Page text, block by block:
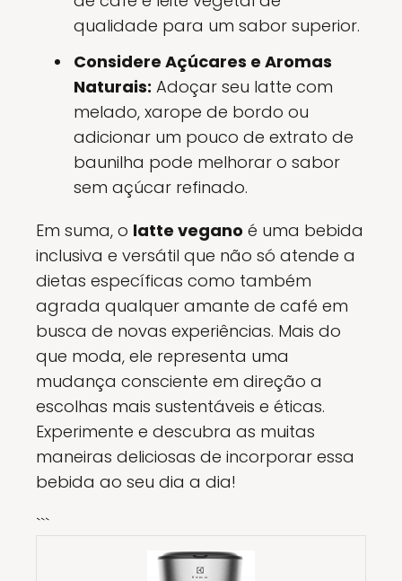
qualidade para um sabor superior.
Considere Açúcares e Aromas
Naturais: Adoçar seu latte com
melado, xarope de bordo ou
adicionar um pouco de extrato de
baunilha pode melhorar o sabor
sem açúcar refinado.
Em suma, o latte vegano é uma bebida
inclusiva e versátil que não só atende a
dietas específicas como também
agrada qualquer amante de café em
busca de novas experiências. Mais do
que moda, ele representa uma
mudança consciente em direção a
escolhas mais sustentáveis e éticas.
Experimente e descubra as muitas
maneiras deliciosas de incorporar essa
bebida ao seu dia a dia!
```